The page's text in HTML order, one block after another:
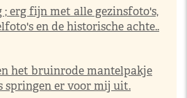
; erg fijn met alle gezinsfoto's,
en de historische achte..
het bruinrode mantelpakje
springen er voor mij uit.